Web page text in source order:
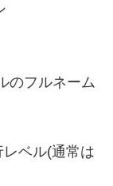
のフルネーム
ベル(通常は